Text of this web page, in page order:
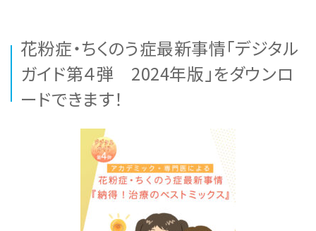
花粉症・ちくのう症最新事情「デジタル
ガイド第４弾 2024年版」をダウンロ
ードできます！